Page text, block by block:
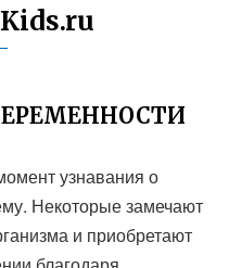
узнавания о
Некоторые замечают
и приобретают